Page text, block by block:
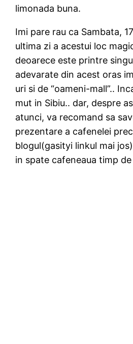
limonada buna.
Imi pare rau ca Sambata,
ultima zi a acestui loc
deoarece este printre
adevarate din acest oras
uri si de “oameni-mall”..
mut in Sibiu.. dar, despre
atunci, va recomand sa
prezentare a cafenelei
blogul(gasityi linkul mai
in spate cafeneaua timp